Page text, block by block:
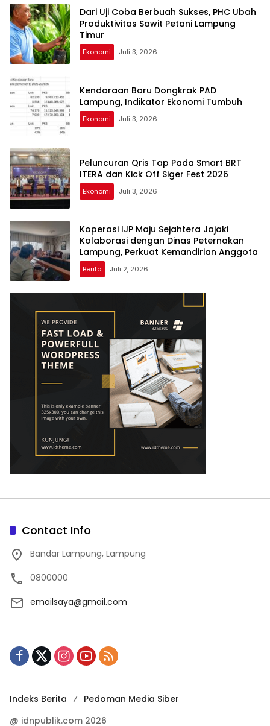
Dari Uji Coba Berbuah Sukses, PHC Ubah
Produktivitas Sawit Petani Lampung
Timur
Ekonomi Juli 3, 2026
Kendaraan Baru Dongkrak PAD
Lampung, Indikator Ekonomi Tumbuh
Ekonomi Juli 3, 2026
Peluncuran Qris Tap Pada Smart BRT
ITERA dan Kick Off Siger Fest 2026
Ekonomi Juli 3, 2026
Koperasi IJP Maju Sejahtera Jajaki
Kolaborasi dengan Dinas Peternakan
Lampung, Perkuat Kemandirian Anggota
Berita Juli 2, 2026
Contact Info
Bandar Lampung, Lampung
0800000
emailsaya@gmail.com
Indeks Berita
Pedoman Media Siber
@ idnpublik.com 2026